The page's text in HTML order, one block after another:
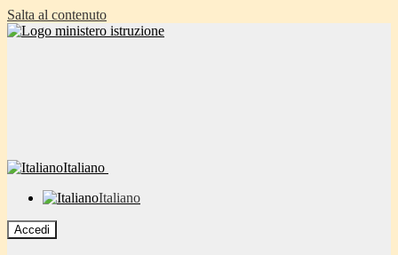
Salta al contenuto
Italiano
Italiano
Accedi